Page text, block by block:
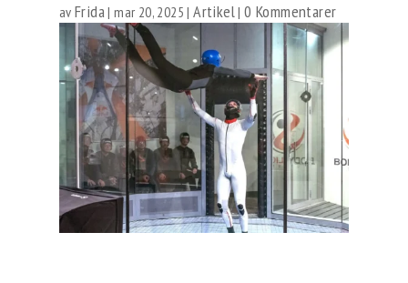
av Frida|mar 20, 2025 |Artikel|0 Kommentarer